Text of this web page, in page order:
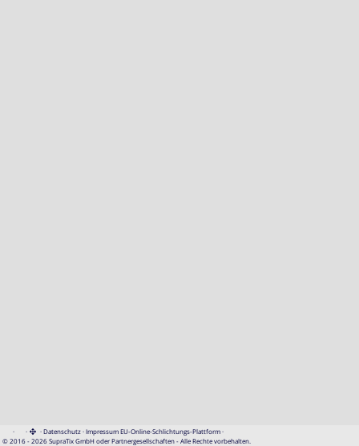
· · ·Datenschutz·Impressum EU-Online-Schlichtungs-Plattform·
© 2016 - 2026 SupraTix GmbH oder Partnergesellschaften - Alle Rechte vorbehalten.